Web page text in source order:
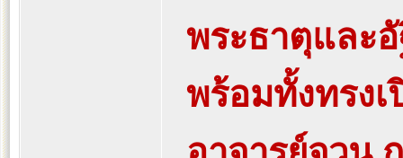
พระธาตุและ
พร้อมทั้งทรง